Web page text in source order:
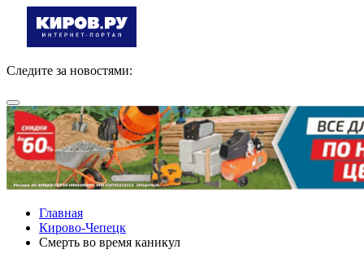
Следите за новостями:
Главная
Кирово-Чепецк
Смерть во время каникул